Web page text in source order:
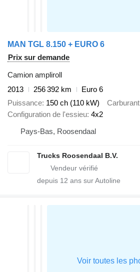
MAN TGL 8.150 + EURO 6
Prix sur demande
Camion ampliroll
2013
256 392 km
Euro 6
Puissance 150 ch (110 kW) Carburant
Configuration de l'essieu 4x2
Pays-Bas, Roosendaal
Trucks Roosendaal B.V.
depuis 12 ans sur Autoline